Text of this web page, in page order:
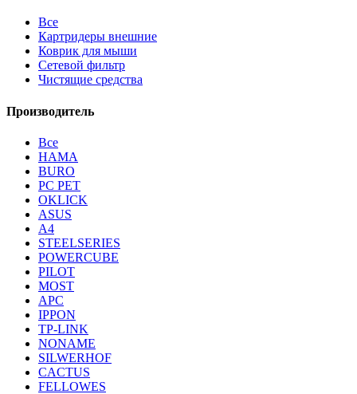
Все
Картридеры внешние
Коврик для мыши
Сетевой фильтр
Чистящие средства
Производитель
Все
HAMA
BURO
PC PET
OKLICK
ASUS
A4
STEELSERIES
POWERCUBE
PILOT
MOST
APC
IPPON
TP-LINK
NONAME
SILWERHOF
CACTUS
FELLOWES